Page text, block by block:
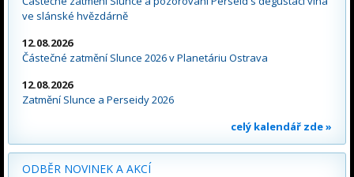
ve slánské hvězdárně
12.08.2026
Částečné zatmění Slunce 2026 v Planetáriu Ostrava
12.08.2026
Zatmění Slunce a Perseidy 2026
celý kalendář zde »
ODBĚR NOVINEK A AKCÍ